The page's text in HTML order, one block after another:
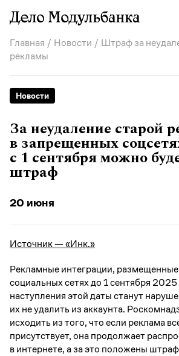
Главная / Новости / Штраф за
рекламы
Новости
За неудаление старой
в запрещенных
с 1 сентября можно
штраф
20 июня
Источник — «Инк.»
Рекламные интеграции,
социальных сетях до 1 сентября 2025
наступления этой даты станут
их не удалить из аккаунта.
исходить из того, что если реклама
присутствует, она продолжает
в интернете, а за это положены